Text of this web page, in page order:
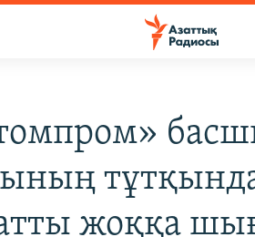
жоққа